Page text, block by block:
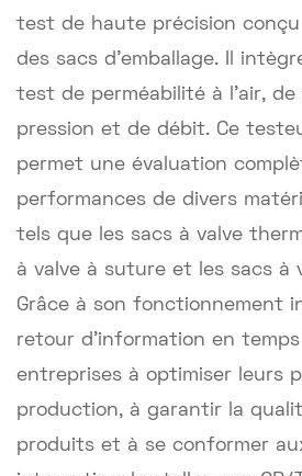
test de haute précision
des sacs d'emballage. Il
test de perméabilité à l'air, de
pression et de débit. Ce
permet une évaluation
performances de divers
tels que les sacs à valve
à valve à suture et les sacs à
Grâce à son fonctionnement
retour d'information en temps
entreprises à optimiser leurs
production, à garantir la
produits et à se conformer